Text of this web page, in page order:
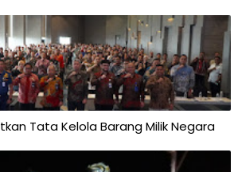
Tata Kelola Barang Milik Negara